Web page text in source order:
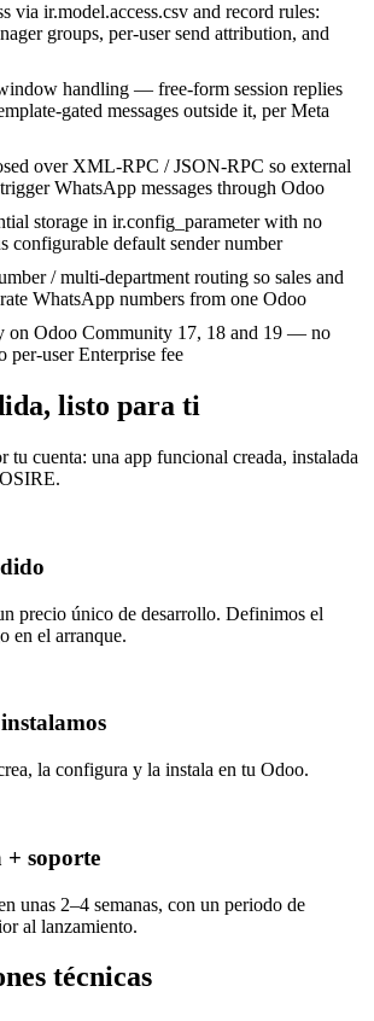
via ir.model.access.csv and record rules:
groups, per-user send attribution, and
handling — free-form session replies
gated messages outside it, per Meta
over XML-RPC / JSON-RPC so external
WhatsApp messages through Odoo
storage in ir.config_parameter with no
configurable default sender number
/ multi-department routing so sales and
WhatsApp numbers from one Odoo
on Odoo Community 17, 18 and 19 — no
per-user Enterprise fee
listo para ti
tu cuenta: una app funcional creada, instalada
precio único de desarrollo. Definimos el
en el arranque.
la configura y la instala en tu Odoo.
soporte
unas 2–4 semanas, con un periodo de
al lanzamiento.
técnicas